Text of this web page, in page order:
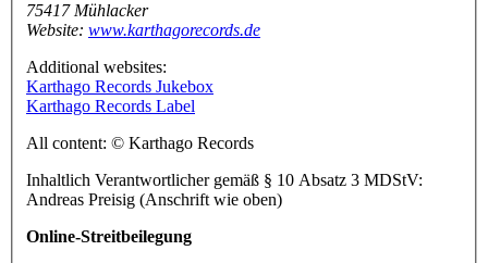
75417 Mühlacker
Website: www.karthagorecords.de
Additional websites:
Karthago Records Jukebox
Karthago Records Label
All content: © Karthago Records
Inhaltlich Verantwortlicher gemäß § 10 Absatz 3 MDStV:
Andreas Preisig (Anschrift wie oben)
Online-Streitbeilegung